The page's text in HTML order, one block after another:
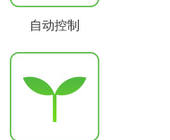
自动控制